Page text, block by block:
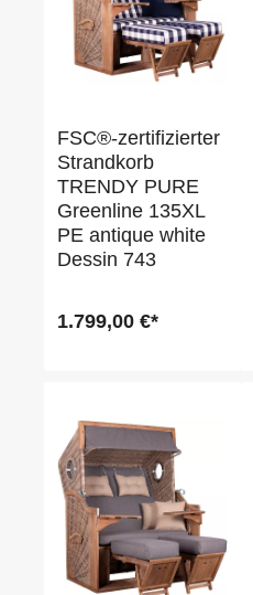
FSC®-zertifizierter
Strandkorb
TRENDY PURE
Greenline 135XL
PE antique white
Dessin 743
1.799,00 €*